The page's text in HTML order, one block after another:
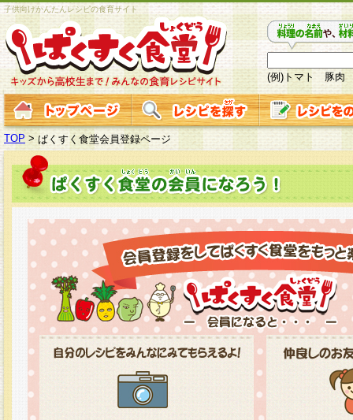
子供向けかんたんレシピの食育サイト
(例)トマト 豚肉
TOP > ぱくすく食堂会員登録ページ